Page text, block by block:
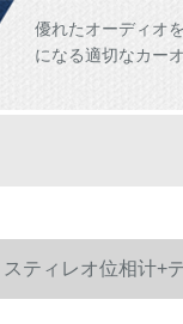
優れたオーディオ
になる適切なカー
ティレオ位相计+